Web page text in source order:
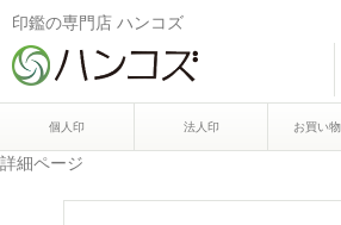
印鑑の専門店 ハンコズ
個人印 法人印 お買い
詳細ページ